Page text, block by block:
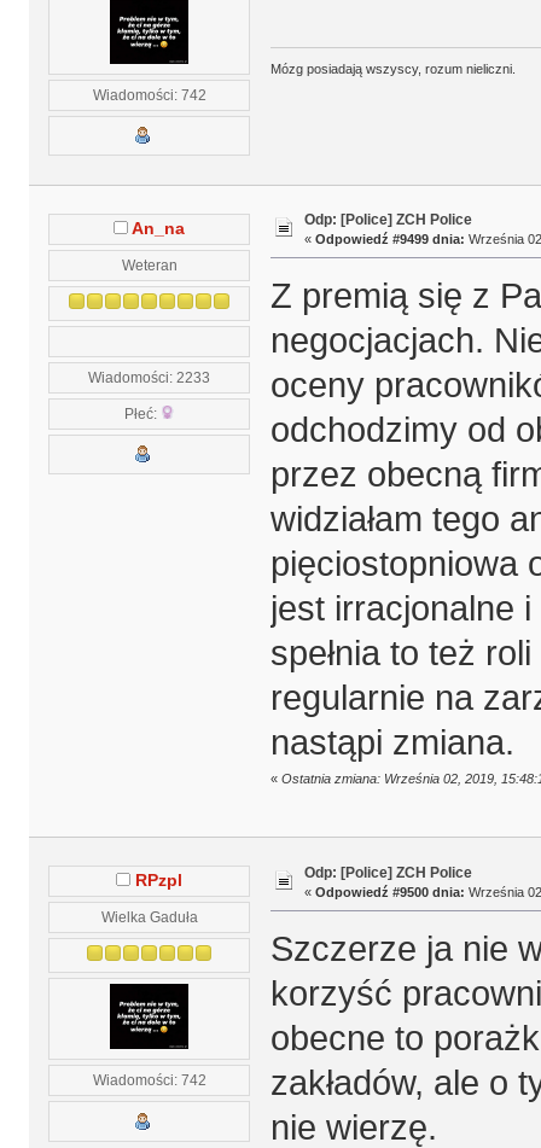
Wiadomości: 742
Mózg posiadają wszyscy, rozum nieliczni.
An_na
Weteran
Wiadomości: 2233
Płeć:
Odp: [Police] ZCH Police
« Odpowiedź #9499 dnia: Września
Z premią się z
negocjacjach.
oceny
odchodzimy od
przez obecną
widziałam tego
pięciostopniowa
jest irracjonalne
spełnia to też
regularnie na
nastąpi zmiana.
« Ostatnia zmiana: Września 02, 2019,
RPzpl
Wielka Gaduła
Wiadomości: 742
Odp: [Police] ZCH Police
« Odpowiedź #9500 dnia: Września
Szczerze ja nie
korzyść
obecne to
zakładów, ale o
nie wierzę.